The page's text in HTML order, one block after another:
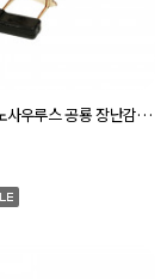
과학교구 티라노사우루스 공룡 장난감 오토마타 키트 자체설명서